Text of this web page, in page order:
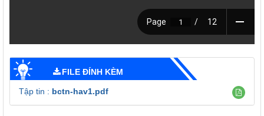
FILE ĐÍNH KÈM
Tập tin : bctn-hav1.pdf